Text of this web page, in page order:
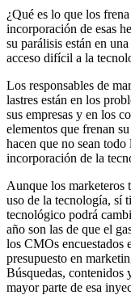
¿Qué es lo que los
incorporación de esas
su parálisis están en
acceso difícil a la
Los responsables de
lastres están en los
sus empresas y en los
elementos que frenan
hacen que no sean
incorporación de la
Aunque los marketeros
uso de la tecnología, sí
tecnológico podrá
año son las de que el
los CMOs encuestados
presupuesto en
Búsquedas, contenidos
mayor parte de esa